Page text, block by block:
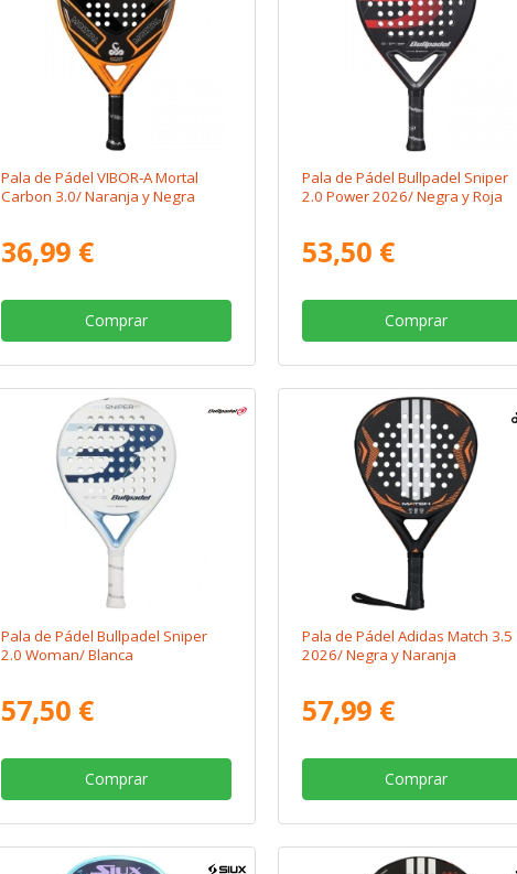
Pala de Pádel VIBOR-A Mortal
Carbon 3.0/ Naranja y Negra
36,99 €
Comprar
Pala de Pádel Bullpadel Sniper
2.0 Power 2026/ Negra y Roja
53,50 €
Comprar
Pala de Pádel Bullpadel Sniper
2.0 Woman/ Blanca
57,50 €
Comprar
Pala de Pádel Adidas Match 3.5
2026/ Negra y Naranja
57,99 €
Comprar